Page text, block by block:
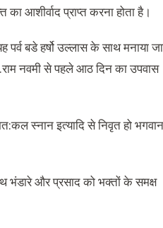
आशीर्वाद प्राप्त करना होता है।
बडे हर्षो उल्लास के साथ मनाया
नवमी से पहले आठ दिन का उपवास
स्नान इत्यादि से निवृत हो भगवान
भंडारे और प्रसाद को भक्तों के समक्ष